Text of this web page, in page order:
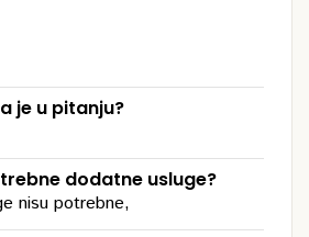
je u pitanju?
dodatne usluge?
nisu potrebne,